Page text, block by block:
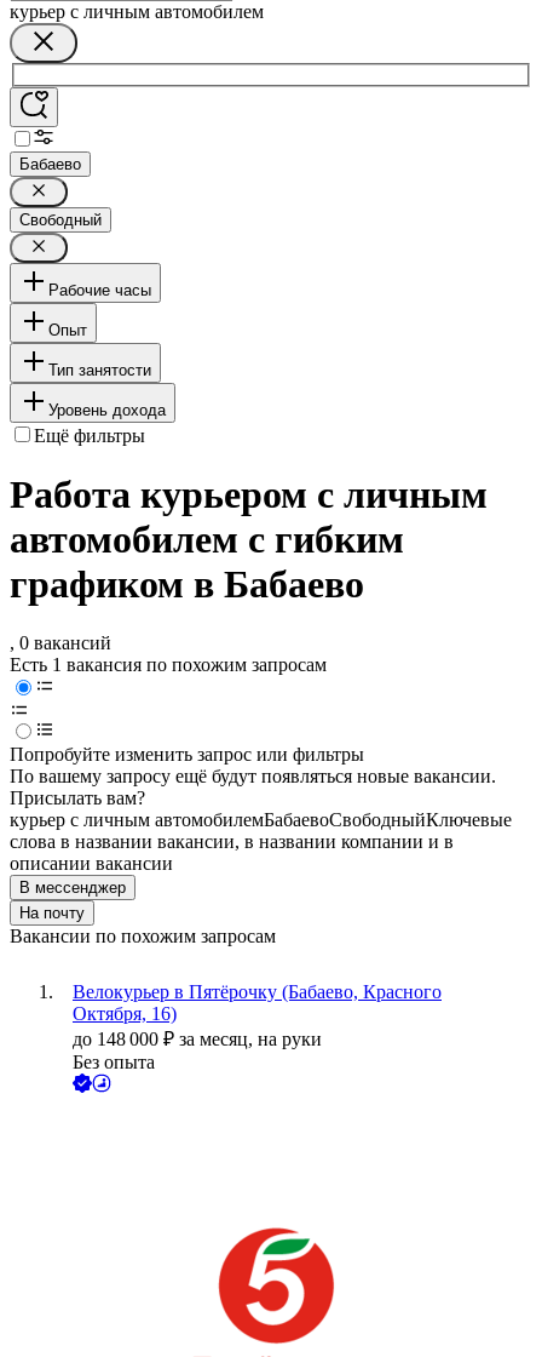
курьер с личным автомобилем
Бабаево
Свободный
Рабочие часы
Опыт
Тип занятости
Уровень дохода
Ещё фильтры
Работа курьером с личным
автомобилем с гибким
графиком в Бабаево
, 0 вакансий
Есть 1 вакансия по похожим запросам
Попробуйте изменить запрос или фильтры
По вашему запросу ещё будут появляться новые вакансии.
Присылать вам?
курьер с личным автомобилемБабаевоСвободныйКлючевые
слова в названии вакансии, в названии компании и в
описании вакансии
В мессенджер
На почту
Вакансии по похожим запросам
Велокурьер в Пятёрочку (Бабаево, Красного
Октября, 16)
до 148 000 ₽ за месяц, на руки
Без опыта